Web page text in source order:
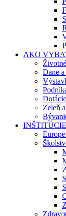
AKO
Dane
Zeleň